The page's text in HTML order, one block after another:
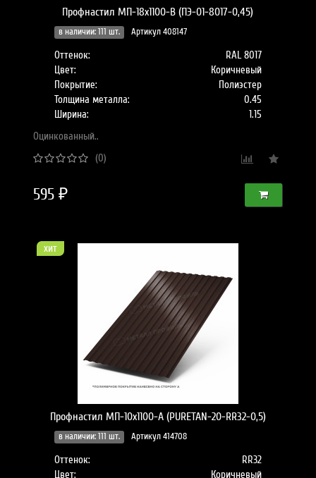
Профнастил МП-18x1100-B (ПЭ-01-8017-0,45)
в наличии: 111 шт. Артикул 408147
Оттенок:
RAL 8017
Цвет:
Коричневый
Покрытие:
Полиэстер
Толщина металла:
0.45
Ширина:
1.15
Оцинкованный..
(0)
595 ₽
хит
Профнастил МП-10x1100-A (PURETAN-20-RR32-0,5)
в наличии: 111 шт. Артикул 414708
Оттенок:
RR32
Цвет:
Коричневый